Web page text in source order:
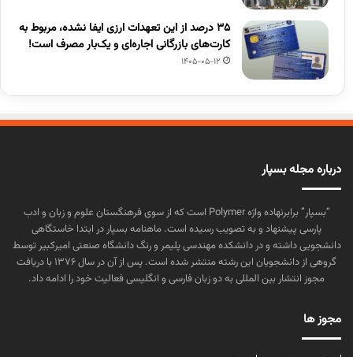
۳۵ درصد از این تعهدات ارزی ایفا نشده، مربوط به
کارت‌های بازرگانی اجاره‌ای و یک‌بار مصرف است!
1405-05-12
درباره مجله بسپار
“بسپار” برابرنهاده واژه Polymer است که از سوی فرهنگستان علوم و زبان و ادب
پارسی پیشنهاد و به تصویب رسیده است. ماهنامه بسپار در ابتدا خاستگاهی
دانشجویی داشته و در دانشکده مهندسی پلیمر و رنگ دانشگاه صنعتی امیرکبیر توسط
گروهی از دانشجویان این رشته منتشر شده است. پس از آن در سال ۱۳۷۶ با دریافت
مجوز انتشار بین المللی به دو زبان فارسی و انگلیسی فعالیت خود را ادامه داد.
مجوز ها